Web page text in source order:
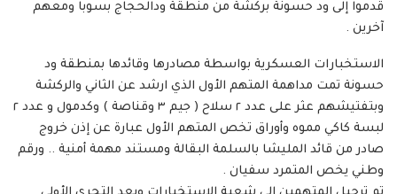
قدموا إلى ود حسونة بركشة من منطقة ودالحجاج بسوبا ومعهم
آخرين .
الاستخبارات العسكرية بواسطة مصادرها وقائدها بمنطقة ود
حسونة تمت مداهمة المتهم الأول الذي ارشد عن الثاني والركشة
وبتفتيشهم عثر على عدد ٢ سلاح ( جيم ٣ وقناصة ) وكدمول و عدد ٢
لبسة كاكي مموه وأوراق تخص المتهم الأول عبارة عن إذن خروج
صادر من قائد المليشا بالسلمة البقالة ومستند مهمة أمنية .. ورقم
وطني يخص المتمرد سفيان .